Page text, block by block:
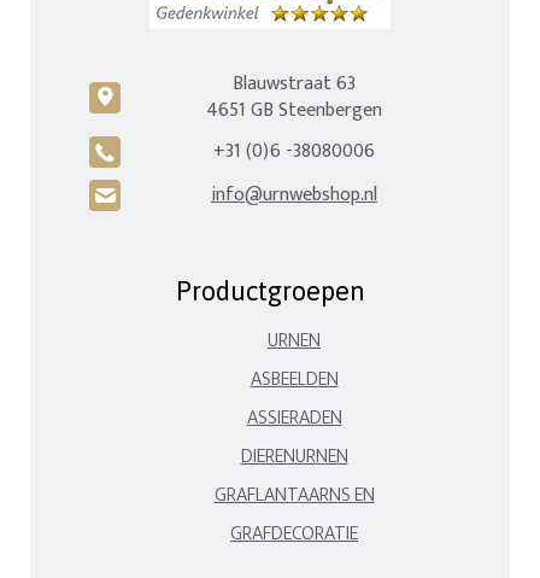
c
Blauwstraat 63
4651 GB Steenbergen
A +31 (0)6 -38080006
H info@urnwebshop.nl
Productgroepen
URNEN
ASBEELDEN
ASSIERADEN
DIERENURNEN
GRAFLANTAARNS EN
GRAFDECORATIE